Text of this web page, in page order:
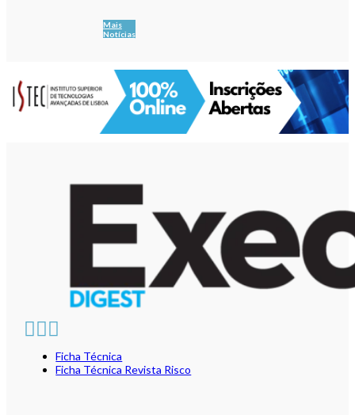
Mais
Notícias
Ficha Técnica
Ficha Técnica Revista Risco